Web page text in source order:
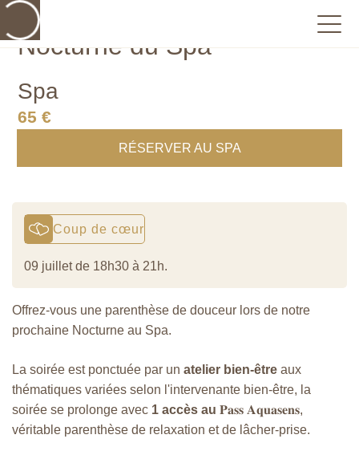
Nocturne du Spa
Spa
65 €
RÉSERVER AU SPA
Coup de cœur
09 juillet de 18h30 à 21h.
Offrez-vous une parenthèse de douceur lors de notre
prochaine Nocturne au Spa.
La soirée est ponctuée par un atelier bien-être aux
thématiques variées selon l'intervenante bien-être, la
soirée se prolonge avec 1 accès au 𝐏𝐚𝐬𝐬 𝐀𝐪𝐮𝐚𝐬𝐞𝐧𝐬,
véritable parenthèse de relaxation et de lâcher-prise.